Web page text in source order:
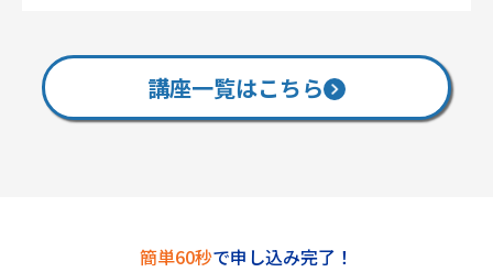
講座一覧はこちら
簡単60秒で申し込み完了！